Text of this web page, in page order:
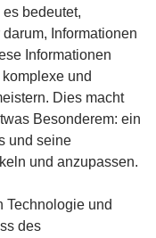
bedeutet,
Informationen
Informationen
und
Dies macht
Besonderem: ein
und seine
und anzupassen.
Technologie und
des